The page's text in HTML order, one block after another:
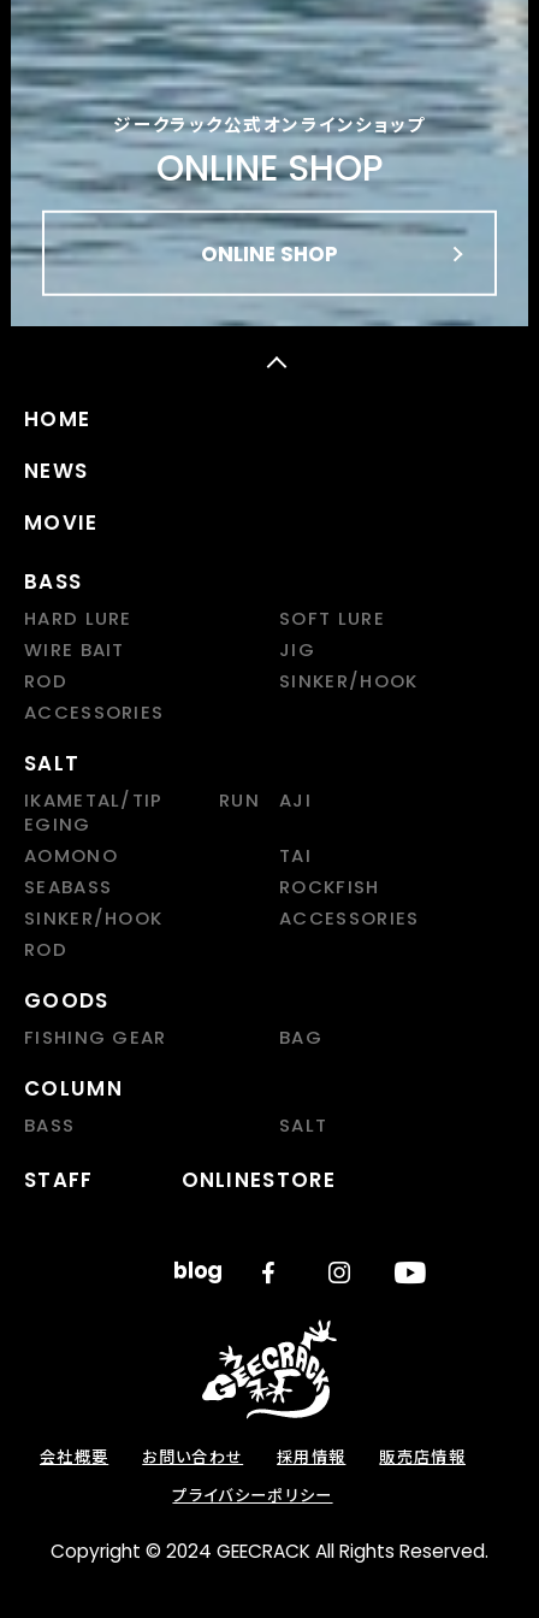
ジークラック公式オンラインショップ
ONLINE SHOP
ONLINE SHOP
HOME
NEWS
MOVIE
BASS
HARD LURE
SOFT LURE
WIRE BAIT
JIG
ROD
SINKER/HOOK
ACCESSORIES
SALT
IKAMETAL/TIP RUN
EGING
AJI
AOMONO
TAI
SEABASS
ROCKFISH
SINKER/HOOK
ACCESSORIES
ROD
GOODS
FISHING GEAR BAG
COLUMN
BASS SALT
STAFF ONLINESTORE
会社概要 お問い合わせ 採用情報
販売店情報
プライバシーポリシー
Copyright © 2024 GEECRACK All Rights Reserved.